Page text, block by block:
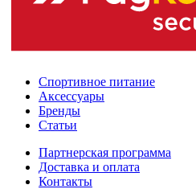
Спортивное питание
Аксессуары
Бренды
Статьи
Партнерская программа
Доставка и оплата
Контакты